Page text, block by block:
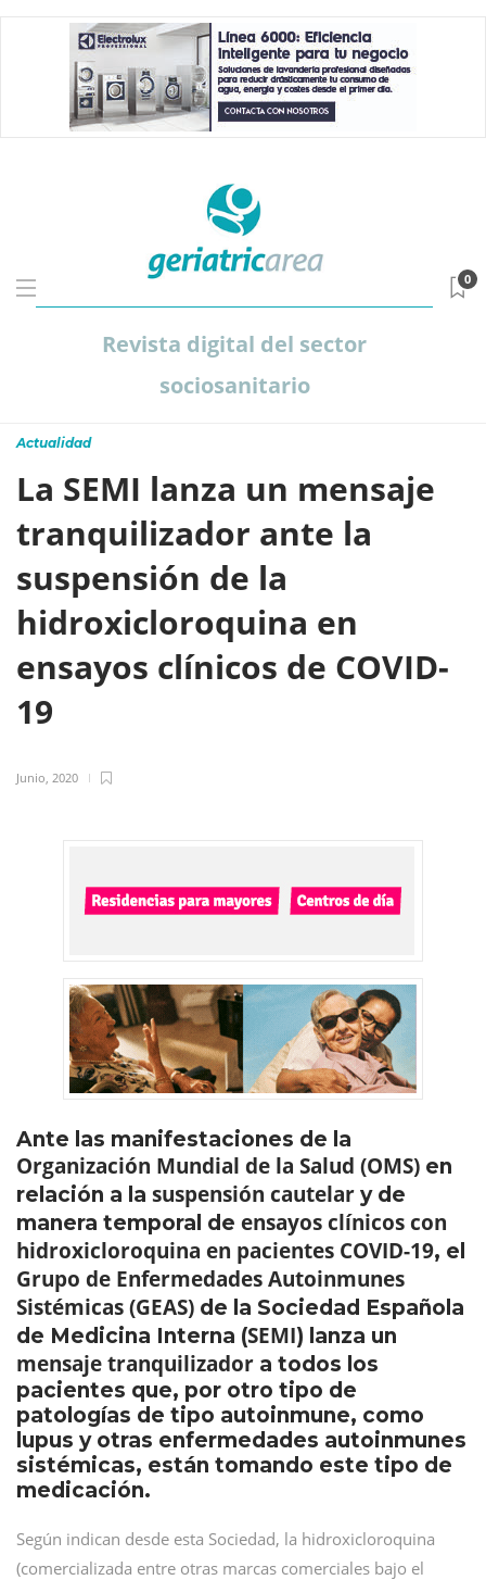
Revista digital del sector
sociosanitario
0
Actualidad
La SEMI lanza un mensaje
tranquilizador ante la
suspensión de la
hidroxicloroquina en
ensayos clínicos de COVID-
19
Junio, 2020
Ante las manifestaciones de la
Organización Mundial de la Salud (OMS) en
relación a la suspensión cautelar y de
manera temporal de ensayos clínicos con
hidroxicloroquina en pacientes COVID-19, el
Grupo de Enfermedades Autoinmunes
Sistémicas (GEAS) de la Sociedad Española
de Medicina Interna (SEMI) lanza un
mensaje tranquilizador a todos los
pacientes que, por otro tipo de
patologías de tipo autoinmune, como
lupus y otras enfermedades autoinmunes
sistémicas, están tomando este tipo de
medicación.
Según indican desde esta Sociedad, la hidroxicloroquina
(comercializada entre otras marcas comerciales bajo el